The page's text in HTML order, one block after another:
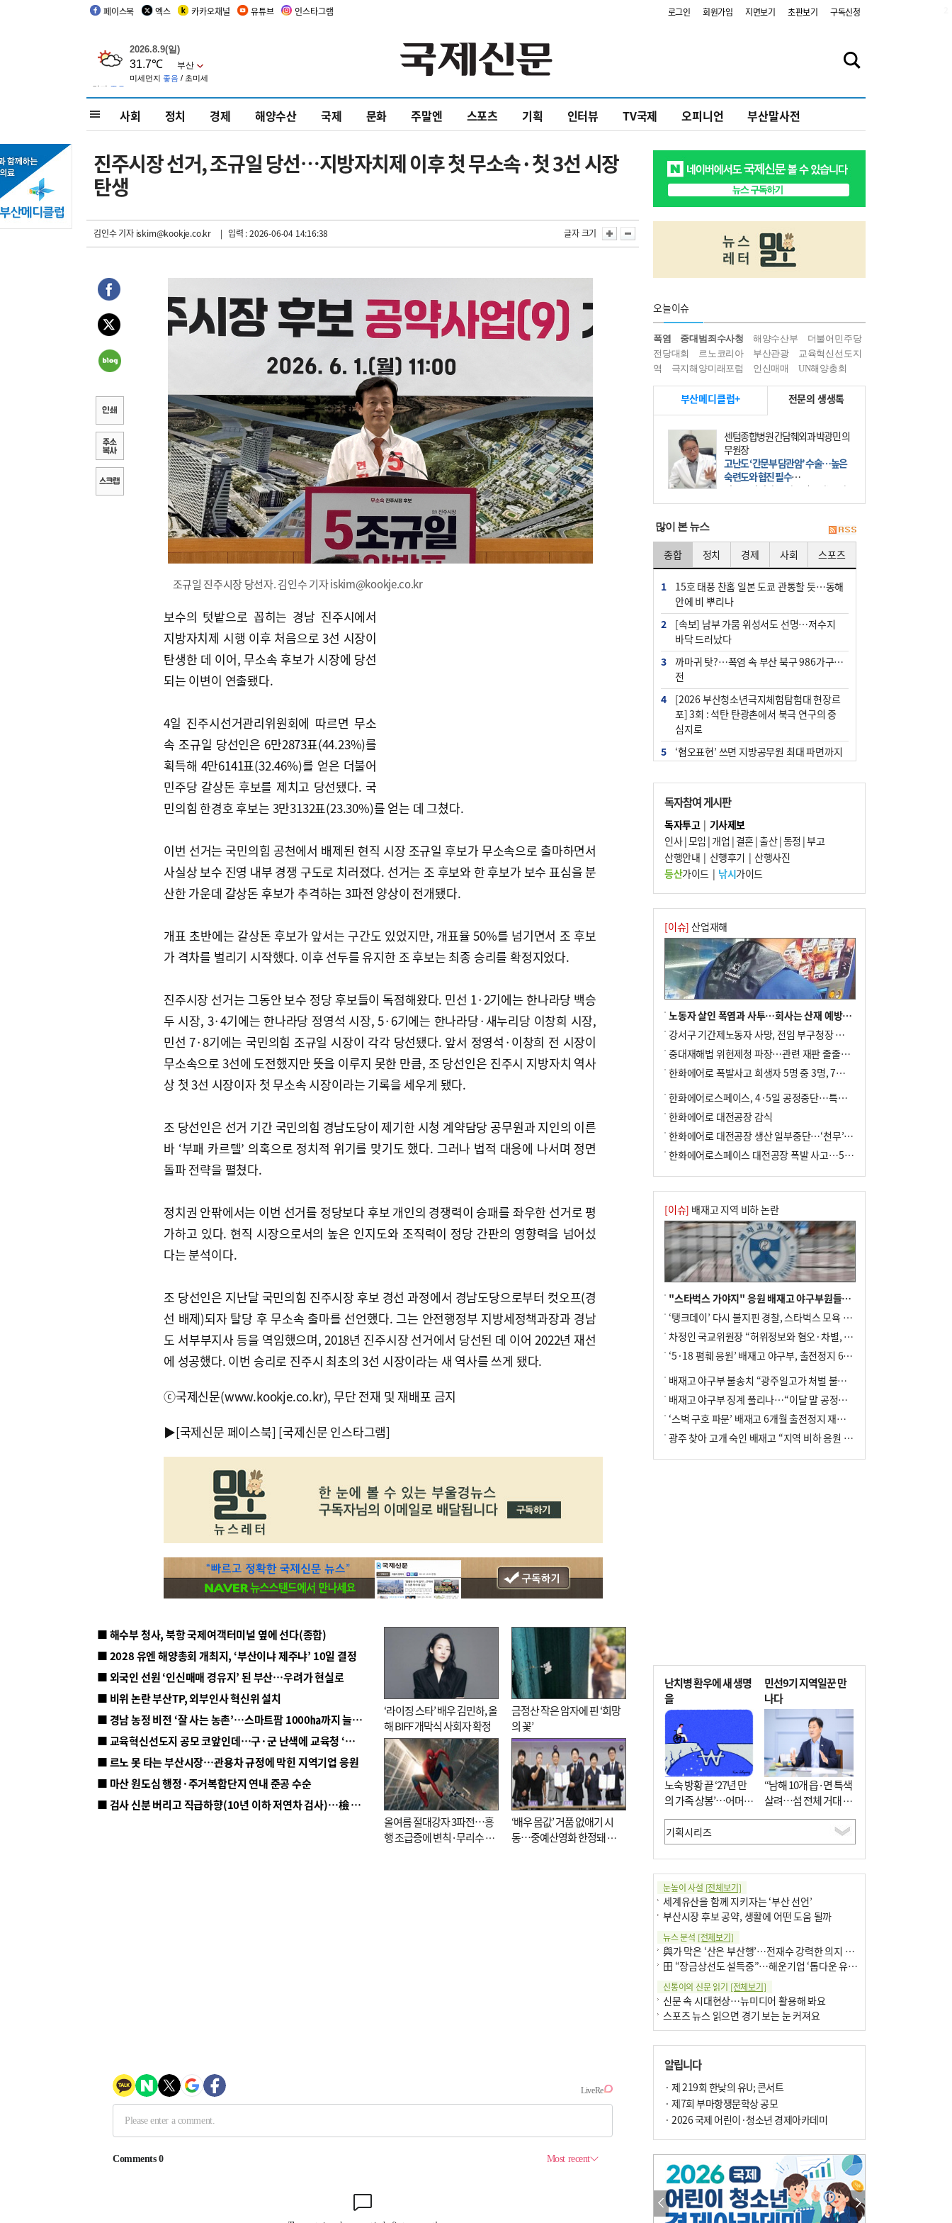
페이스북 엑스 카카오채널 유튜브 인스타그램 로그인 회원가입 지면보기 초판보기 구독신청
사회 정치 경제 해양수산 국제 문화 주말엔 스포츠 기획 인터뷰 TV국제 오피니언 부산말사전
진주시장 선거, 조규일 당선…지방자치제 이후 첫 무소속·첫 3선 시장
탄생
김인수 기자iskim@kookje.co.kr | 입력 : 2026-06-04 14:16:38 글자 크기
조규일 진주시장 당선자. 김인수 기자 iskim@kookje.co.kr
보수의 텃밭으로 꼽히는 경남 진주시에서
지방자치제 시행 이후 처음으로 3선 시장이
탄생한 데 이어, 무소속 후보가 시장에 당선
되는 이변이 연출됐다.
4일 진주시선거관리위원회에 따르면 무소
속 조규일 당선인은 6만2873표(44.23%)를
획득해 4만6141표(32.46%)를 얻은 더불어
민주당 갈상돈 후보를 제치고 당선됐다. 국
민의힘 한경호 후보는 3만3132표(23.30%)를 얻는 데 그쳤다.
이번 선거는 국민의힘 공천에서 배제된 현직 시장 조규일 후보가 무소속으로 출마하면서
사실상 보수 진영 내부 경쟁 구도로 치러졌다. 선거는 조 후보와 한 후보가 보수 표심을 분
산한 가운데 갈상돈 후보가 추격하는 3파전 양상이 전개됐다.
개표 초반에는 갈상돈 후보가 앞서는 구간도 있었지만, 개표율 50%를 넘기면서 조 후보
가 격차를 벌리기 시작했다. 이후 선두를 유지한 조 후보는 최종 승리를 확정지었다.
진주시장 선거는 그동안 보수 정당 후보들이 독점해왔다. 민선 1·2기에는 한나라당 백승
두 시장, 3·4기에는 한나라당 정영석 시장, 5·6기에는 한나라당·새누리당 이창희 시장,
민선 7·8기에는 국민의힘 조규일 시장이 각각 당선됐다. 앞서 정영석·이창희 전 시장이
무소속으로 3선에 도전했지만 뜻을 이루지 못한 만큼, 조 당선인은 진주시 지방자치 역사
상 첫 3선 시장이자 첫 무소속 시장이라는 기록을 세우게 됐다.
조 당선인은 선거 기간 국민의힘 경남도당이 제기한 시청 계약담당 공무원과 지인의 이른
바 ‘부패 카르텔’ 의혹으로 정치적 위기를 맞기도 했다. 그러나 법적 대응에 나서며 정면
돌파 전략을 펼쳤다.
정치권 안팎에서는 이번 선거를 정당보다 후보 개인의 경쟁력이 승패를 좌우한 선거로 평
가하고 있다. 현직 시장으로서의 높은 인지도와 조직력이 정당 간판의 영향력을 넘어섰
다는 분석이다.
조 당선인은 지난달 국민의힘 진주시장 후보 경선 과정에서 경남도당으로부터 컷오프(경
선 배제)되자 탈당 후 무소속 출마를 선언했다. 그는 안전행정부 지방세정책과장과 경남
도 서부부지사 등을 역임했으며, 2018년 진주시장 선거에서 당선된 데 이어 2022년 재선
에 성공했다. 이번 승리로 진주시 최초의 3선 시장이라는 새 역사를 쓰게 됐다.
ⓒ국제신문(www.kookje.co.kr), 무단 전재 및 재배포 금지
▶[국제신문 페이스북] [국제신문 인스타그램]
■ 해수부 청사, 북항 국제여객터미널 옆에 선다(종합)
■ 2028 유엔 해양총회 개최지, ‘부산이냐 제주냐’ 10일 결정
■ 외국인 선원 ‘인신매매 경유지’ 된 부산…우려가 현실로
■ 비위 논란 부산TP, 외부인사 혁신위 설치
■ 경남 농정 비전 ‘잘 사는 농촌’…스마트팜 1000㏊까지 늘린다
■ 교육혁신선도지 공모 코앞인데…구·군 난색에 교육청 ‘쩔쩔’
■ 르노 못 타는 부산시장…관용차 규정에 막힌 지역기업 응원
■ 마산 원도심 행정·주거복합단지 연내 준공 수순
■ 검사 신분 버리고 직급하향(10년 이하 저연차 검사)…檢 중수청행 기피
‘라이징 스타’ 배우 김민하, 올
해 BIFF 개막식 사회자 확정
금정산 작은 암자에 핀 ‘희망
의 꽃’
올여름 절대강자 3파전…흥
행 조급증에 변칙·무리수 마
‘배우 몸값’ 거품 없애기 시
동…중예산영화 한정돼 실
오늘이슈
폭염 중대범죄수사청 해양수산부
더불어민주당
전당대회
르노코리아 부산관광
교육혁신선도지
역
극지해양미래포럼 인신매매 UN해양총회
부산메디클럽+ 전문의 생생톡
센텀종합병원 간담췌외과 박광민 의
무원장
고난도 ‘간문부 담관암’ 수술…높은
숙련도와 협진 필수
간문부 담관암(클라츠킨 종양)은 좌
우 간에서 나오는, 담관(담즙 배출 경
部)’에 생기는 악성 종양이다. 간동맥
문맥 림프절 담
많이 본 뉴스
종합 정치 경제 사회 스포츠
1
15호 태풍 찬홈 일본 도쿄 관통할 듯…동해
안에 비 뿌리나
2
[속보] 남부 가뭄 위성서도 선명…저수지
바닥 드러났다
3
까마귀 탓?…폭염 속 부산 북구 986가구 정
전
4
[2026 부산청소년극지체험탐험대 현장르
포] 3회 : 석탄 탄광촌에서 북극 연구의 중
심지로
5
‘혐오표현’ 쓰면 지방공무원 최대 파면까지
48개 시군 가뭄
7
이임생, 홍명보 선임 독단적 결정 아냐…면
담 메모 제출
8
부산·울산·경남 폭염 속 소나기·비…무더
위는 지속
10 홈플 사태에 2분기 대형마트 판매 9.4%
↓…백화점은 14.8%↑
독자참여 게시판
독자투고| 기사제보
인사|모임 | 개업 | 결혼|출산|동정 |부고
산행안내 | 산행후기 | 산행사진
등산가이드| 낚시가이드
[이슈] 산업재해
노동자 살인 폭염과 사투…회사는 산재 예방·전기료 절감 전력
강서구 기간제노동자 사망, 전임 부구청장 檢 송치
중대재해법 위헌제청 파장…관련 재판 줄줄이 브레이크
한화에어로 폭발사고 희생자 5명 중 3명, 7일 영면
한화에어로스페이스, 4·5일 공정중단…특별 안전점검
한화에어로 대전공장 감식
한화에어로 대전공장 생산 일부중단…‘천무’ 수출 비상
한화에어로스페이스 대전공장 폭발 사고…5명 사망·2명 부상(종합)
[이슈] 배재고 지역 비하 논란
"스타벅스 가야지" 응원 배재고 야구부원들, 학교서 징계 처분
‘탱크데이’ 다시 불지핀 경찰, 스타벅스 모욕 혐의 압수수색
차정인 국교위원장 “허위정보와 혐오·차별, 학교 교실까지 유입"
‘5·18 폄훼 응원’ 배재고 야구부, 출전정지 6개월→1개월 감경
배재고 야구부 불송치 “광주일고가 처벌 불원 의사 표해”
배재고 야구부 징계 풀리나…“이달 말 공정위서 재심의”
‘스벅 구호 파문’ 배재고 6개월 출전정지 재심 신청키로
광주 찾아 고개 숙인 배재고 “지역 비하 응원 잘못”(종합)
난치병 환우에 새 생명
을
노숙 방황 끝 ‘27년 만
의 가족 상봉’…어머니
와 행복 꿈꿔
민선9기 지역일꾼 만
나다
“남해 10개 읍·면 특색
살려…섬 전체 거대 정
원으로 조성”
눈높이 사설 [전체보기]
세계유산을 함께 지키자는 ‘부산 선언’
부산시장 후보 공약, 생활에 어떤 도움 될까
뉴스 분석 [전체보기]
與가 막은 ‘산은 부산행’…전재수 강력한 의지 표명 없인 공염불
田 “장금상선도 설득중”…해운기업 ‘톱다운 유치전’ 가속
신통이의 신문 읽기 [전체보기]
신문 속 시대현상…뉴미디어 활용해 봐요
스포츠 뉴스 읽으면 경기 보는 눈 커져요
구·군 승진 축하화분 관행 없애자니 소상공인 울상
팩트체크[전체보기]
의령 한우산 털중나리
한 손 뉴스[전체보기]
시민이 개발한 폭염 대응 앱 ‘그늘로’ 길안내 지도 등 인기
골목 맛집 발굴 고메 셀렉션…부산시, 페스티벌 시월 연계
알립니다
· 제 219회 한낮의 유U; 콘서트
· 제7회 부마항쟁문학상 공모
· 2026 국제 어린이·청소년 경제아카데미